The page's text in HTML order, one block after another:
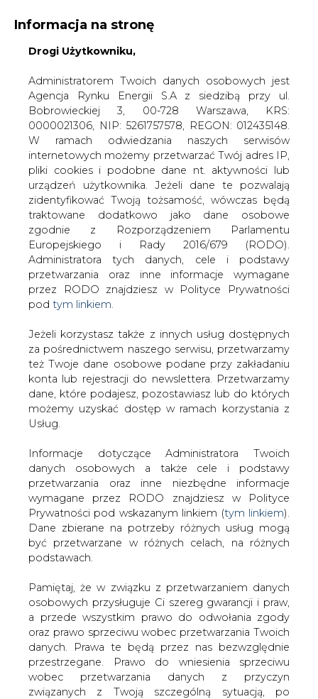
KONTAKT:
WYDAWCA PORTALU:
WYSOKI KONTRAST WIELKOŚĆ TEKSTU A A
ZALOGUJ SIĘ
WŁĄCZ CIRE.TV
Informacja na stronę
Drogi Użytkowniku,
Administratorem Twoich danych osobowych jest
Agencja Rynku Energii S.A z siedzibą przy ul.
Bobrowieckiej 3, 00-728 Warszawa, KRS:
0000021306, NIP: 5261757578, REGON: 012435148.
W ramach odwiedzania naszych serwisów
internetowych możemy przetwarzać Twój adres IP,
pliki cookies i podobne dane nt. aktywności lub
urządzeń użytkownika. Jeżeli dane te pozwalają
zidentyfikować Twoją tożsamość, wówczas będą
traktowane dodatkowo jako dane osobowe
zgodnie z Rozporządzeniem Parlamentu
Europejskiego i Rady 2016/679 (RODO).
Administratora tych danych, cele i podstawy
przetwarzania oraz inne informacje wymagane
przez RODO znajdziesz w Polityce Prywatności
pod tym linkiem.
Jeżeli korzystasz także z innych usług dostępnych
za pośrednictwem naszego serwisu, przetwarzamy
też Twoje dane osobowe podane przy zakładaniu
konta lub rejestracji do newslettera. Przetwarzamy
dane, które podajesz, pozostawiasz lub do których
możemy uzyskać dostęp w ramach korzystania z
Usług.
Informacje dotyczące Administratora Twoich
danych osobowych a także cele i podstawy
przetwarzania oraz inne niezbędne informacje
wymagane przez RODO znajdziesz w Polityce
Prywatności pod wskazanym linkiem (tym linkiem).
Dane zbierane na potrzeby różnych usług mogą
być przetwarzane w różnych celach, na różnych
podstawach.
Pamiętaj, że w związku z przetwarzaniem danych
osobowych przysługuje Ci szereg gwarancji i praw,
a przede wszystkim prawo do odwołania zgody
oraz prawo sprzeciwu wobec przetwarzania Twoich
danych. Prawa te będą przez nas bezwzględnie
przestrzegane. Prawo do wniesienia sprzeciwu
wobec przetwarzania danych z przyczyn
związanych z Twoją szczególną sytuacją, po
NAJNOWSZE NAJCIEKAWSZE WAŻNY TEMAT
i I półrocze 2026 roku